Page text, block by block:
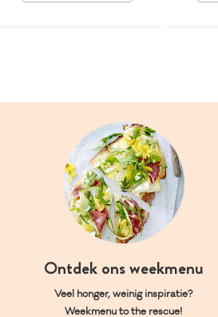
Ontdek ons weekmenu
Veel honger, weinig inspiratie?
Weekmenu to the rescue!